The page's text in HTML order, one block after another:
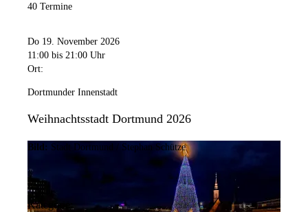
40 Termine
Do 19. November 2026
11:00 bis 21:00 Uhr
Ort:
Dortmunder Innenstadt
Weihnachtsstadt Dortmund 2026
Bild: Stadt Dortmund / Stephan Schütze
Kategorie: